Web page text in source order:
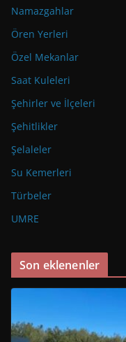
Namazgahlar
Ören Yerleri
Özel Mekanlar
Saat Kuleleri
Şehirler ve İlçeleri
Şehitlikler
Şelaleler
Su Kemerleri
Türbeler
UMRE
Son eklenenler